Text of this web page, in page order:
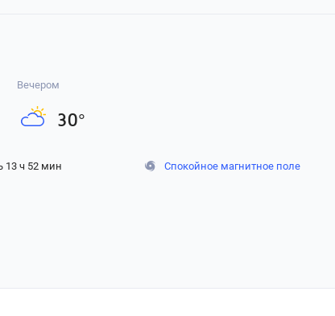
Вечером
30°
13 ч 52 мин
Спокойное магнитное поле